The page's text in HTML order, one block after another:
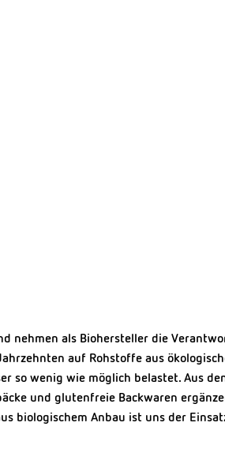
nehmen als Biohersteller die
auf Rohstoffe aus
so wenig wie möglich belastet. Aus
und glutenfreie Backwaren
biologischem Anbau ist uns der